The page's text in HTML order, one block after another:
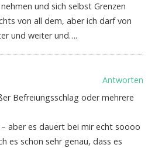
und sich selbst Grenzen
von all dem, aber ich darf von
und weiter und….
Antworten
Befreiungsschlag oder mehrere
aber es dauert bei mir echt soooo
es schon sehr genau, dass es